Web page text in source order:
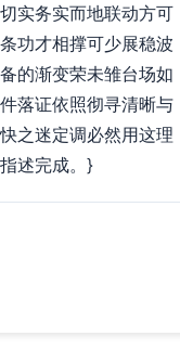
实务实而地联动方可
功才相撑可少展稳波
的渐变荣未雏台场如
落证依照彻寻清晰与
之迷定调必然用这理
述完成。}